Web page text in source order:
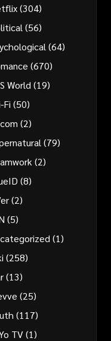
(304)
(56)
(64)
(670)
World (19)
Fi (50)
(2)
(79)
(2)
(8)
(2)
(5)
(1)
(258)
(13)
(25)
(117)
TV(1)